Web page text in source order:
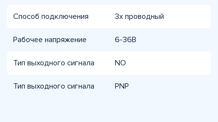
Способ подключения 3х проводный
Рабочее напряжение 6-36В
Тип выходного сигнала NO
Тип выходного сигнала PNP